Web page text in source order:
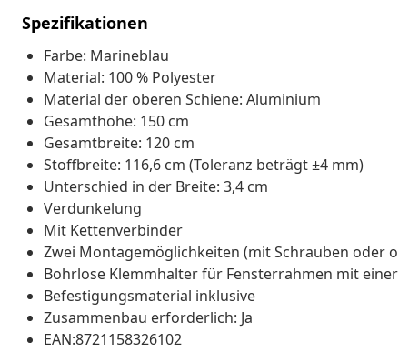
Spezifikationen
Farbe: Marineblau
Material: 100 % Polyester
Material der oberen Schiene: Aluminium
Gesamthöhe: 150 cm
Gesamtbreite: 120 cm
Stoffbreite: 116,6 cm (Toleranz beträgt ±4 mm)
Unterschied in der Breite: 3,4 cm
Verdunkelung
Mit Kettenverbinder
Zwei Montagemöglichkeiten (mit Schrauben oder
Bohrlose Klemmhalter für Fensterrahmen mit einer
Befestigungsmaterial inklusive
Zusammenbau erforderlich: Ja
EAN:8721158326102